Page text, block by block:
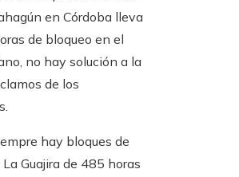
en Córdoba lleva
de bloqueo en el
no hay solución a la
de los
hay bloques de
Guajira de 485 horas